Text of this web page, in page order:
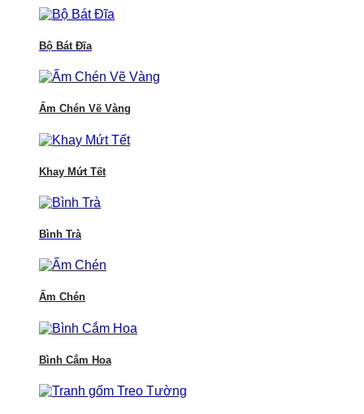
Bộ Bát Đĩa
Ấm Chén Vẽ Vàng
Khay Mứt Tết
Bình Trà
Ấm Chén
Bình Cắm Hoa